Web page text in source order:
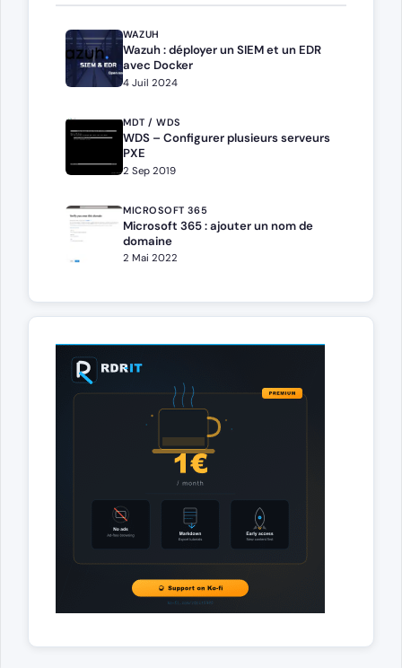
WAZUH
Wazuh : déployer un SIEM et un EDR
avec Docker
4 Juil 2024
MDT / WDS
WDS – Configurer plusieurs serveurs
PXE
2 Sep 2019
MICROSOFT 365
Microsoft 365 : ajouter un nom de
domaine
2 Mai 2022